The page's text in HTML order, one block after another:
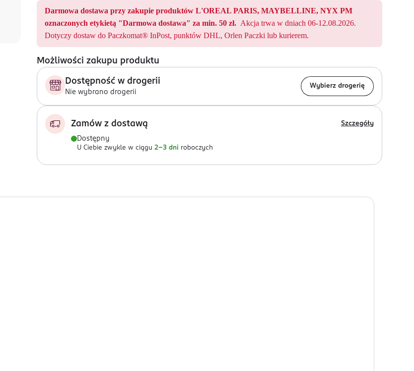
Darmowa dostawa przy zakupie produktów L'OREAL PARIS, MAYBELLINE, NYX PM
oznaczonych etykietą "Darmowa dostawa" za min. 50 zł. Akcja trwa w dniach 06-12.08.2026.
Dotyczy dostaw do Paczkomat® InPost, punktów DHL, Orlen Paczki lub kurierem.
Możliwości zakupu produktu
Dostępność w drogerii
Nie wybrano drogerii
Wybierz drogerię
Zamów z dostawą Szczegóły
Dostępny
U Ciebie zwykle w ciągu 2-3 dni roboczych